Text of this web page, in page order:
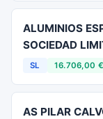
ALUMINIOS
SOCIEDAD
SL 16.706,00 €
AS PILAR